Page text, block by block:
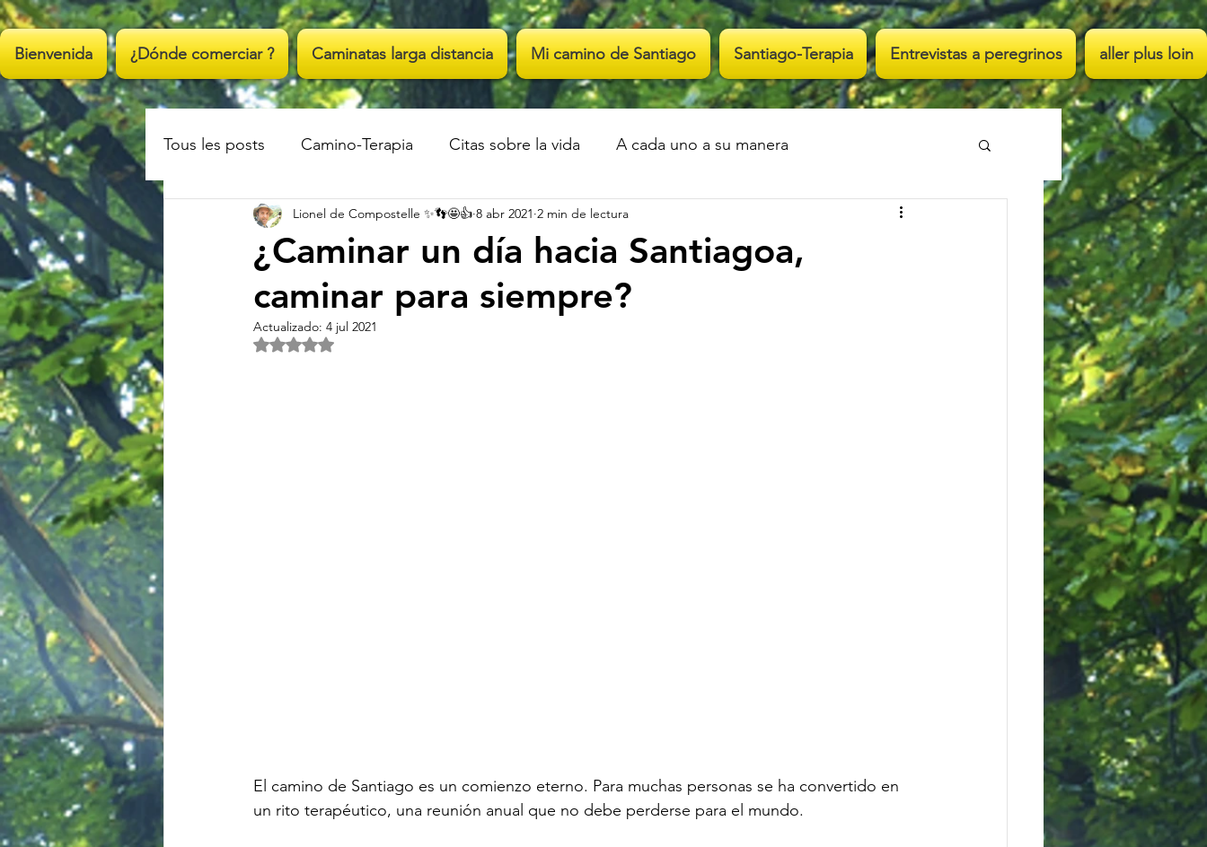
;
Bienvenida ¿Dónde comerciar ? Caminatas larga distancia Mi camino de Santiago Santiago-Terapia Entrevistas a peregrinos aller plus loin
Tous les posts Camino-Terapia Citas sobre la vida A cada uno a su manera
¿Caminar un día hacia Santiagoa,
caminar para siempre?
Lionel de Compostelle ✨👣🤩👍 8 abr 2021 2 min de lectura
Actualizado: 4 jul 2021
Obtuvo NaN de 5 estrellas.
El camino de Santiago es un comienzo eterno. Para muchas personas se ha convertido en
un rito terapéutico, una reunión anual que no debe perderse para el mundo.